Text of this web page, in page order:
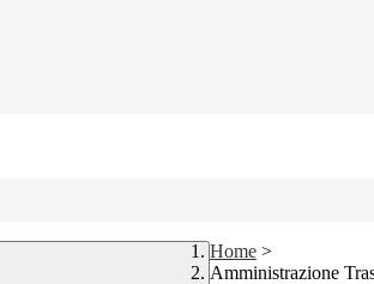
Home >
Amministrazione